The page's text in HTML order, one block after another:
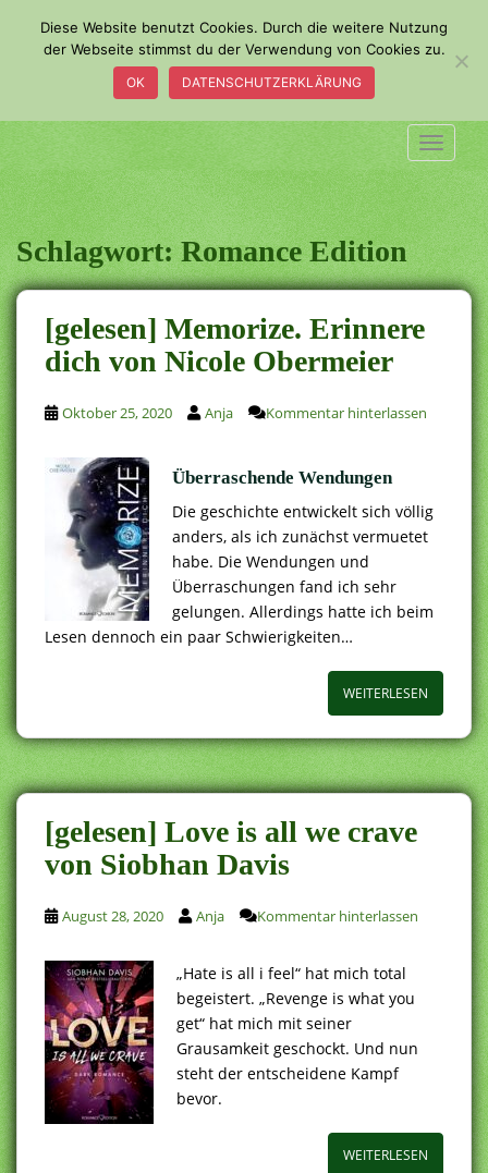
m
a
i
n
c
o
n
t
e
n
t
Schlagwort:Romance Edition
[gelesen] Memorize. Erinnere
dich von Nicole Obermeier
Oktober 25, 2020 Anja Kommentar hinterlassen
Überraschende Wendungen
Die geschichte entwickelt sich völlig
anders, als ich zunächst vermuetet
habe. Die Wendungen und
Überraschungen fand ich sehr
gelungen. Allerdings hatte ich beim
Lesen dennoch ein paar Schwierigkeiten…
WEITERLESEN
[gelesen] Love is all we crave
von Siobhan Davis
August 28, 2020 Anja Kommentar hinterlassen
„Hate is all i feel“ hat mich total
begeistert. „Revenge is what you
get“ hat mich mit seiner
Grausamkeit geschockt. Und nun
steht der entscheidene Kampf
bevor.
WEITERLESEN
Diese Website benutzt Cookies. Durch die weitere Nutzung
der Webseite stimmst du der Verwendung von Cookies zu.
OK DATENSCHUTZERKLÄRUNG